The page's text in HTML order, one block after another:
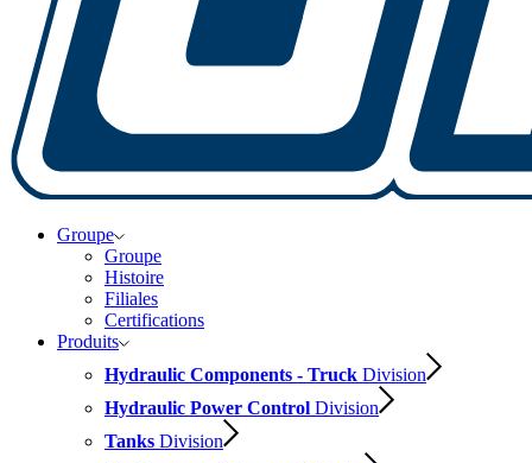
Groupe
Groupe
Histoire
Filiales
Certifications
Produits
Hydraulic Components - Truck Division
Hydraulic Power Control Division
Tanks Division